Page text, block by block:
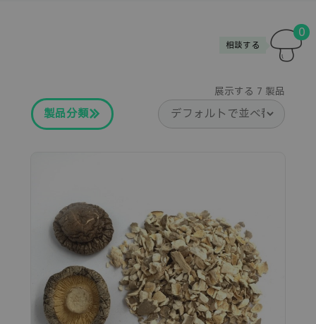
展示する 7 製品
製品分類
相談する
0